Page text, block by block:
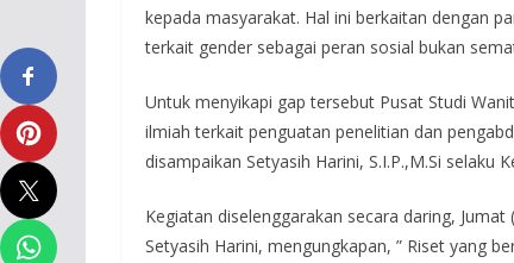
kepada masyarakat. Hal ini berkaitan dengan
terkait gender sebagai peran sosial bukan
Untuk menyikapi gap tersebut Pusat Studi
ilmiah terkait penguatan penelitian dan
disampaikan Setyasih Harini, S.I.P.,M.Si selaku
Kegiatan diselenggarakan secara daring,
Setyasih Harini, mengungkapan, ” Riset yang